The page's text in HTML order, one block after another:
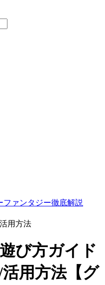
ァンタジー徹底解説
用方法
び方ガイド
用方法【グ